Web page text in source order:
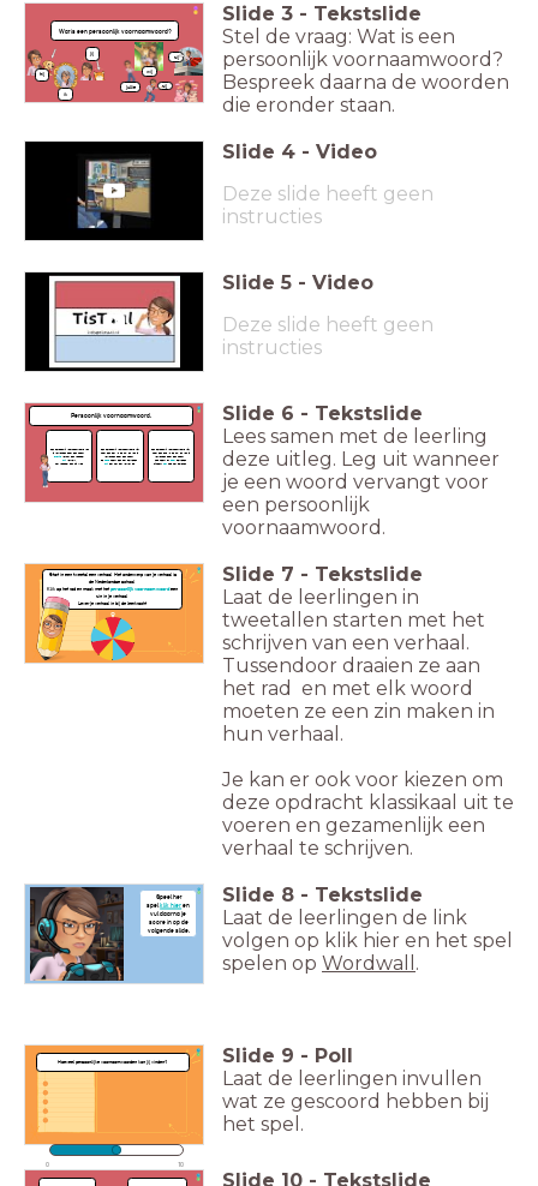
ik
wij
jullie
zij
zij
Wat is een persoonlijk voornaamwoord?
hij
jij
Slide 3 - Tekstslide
Stel de vraag: Wat is een
persoonlijk voornaamwoord?
Bespreek daarna de woorden
die eronder staan.
Slide 4 - Video
Deze slide heeft geen
instructies
Slide 5 - Video
Deze slide heeft geen
instructies
Persoonlijk voornaamwoord.
Een persoonlijk voornaamwoord kan
je vervangen door een naam.
Pietje
Hij
het raadsel aan zijn klas.
Een persoonlijk voornaamwoord 'wijst'
naar een dier (in de zin) en kan je
Hij
Een persoonlijk voornaamwoord 'wijst'
naar een ding (in de zin) en kan je
Zij heeft
Slide 6 - Tekstslide
Lees samen met de leerling
deze uitleg. Leg uit wanneer
je een woord vervangt voor
een persoonlijk
voornaamwoord.
Start in een tweetal een verhaal. Het onderwerp van je verhaal is
de Nederlandse school.
Klik op het rad en maak met hetpersoonlijk voornaamwoordeen
zin in je verhaal.
Lever je verhaal in bij de leerkracht.
Slide 7 - Tekstslide
Laat de leerlingen in
tweetallen starten met het
schrijven van een verhaal.
Tussendoor draaien ze aan
het rad en met elk woord
moeten ze een zin maken in
hun verhaal.
Je kan er ook voor kiezen om
deze opdracht klassikaal uit te
voeren en gezamenlijk een
verhaal te schrijven.
Speel het
spelklik hieren
vul daarna je
score in op de
volgende slide.
Slide 8 - Tekstslide
Laat de leerlingen de link
volgen op klik hier en het spel
spelen op Wordwall .
Hoeveel persoonlijke voornaamwoorden kon jij vinden?
0 10
Slide 9 - Poll
Laat de leerlingen invullen
wat ze gescoord hebben bij
het spel.
Slide 10 - Tekstslide